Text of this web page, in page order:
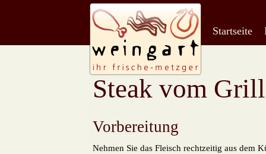
Direkt zum Inhalt
Startseite
Steak vom Grill
Vorbereitung
Nehmen Sie das Fleisch rechtzeitig aus dem